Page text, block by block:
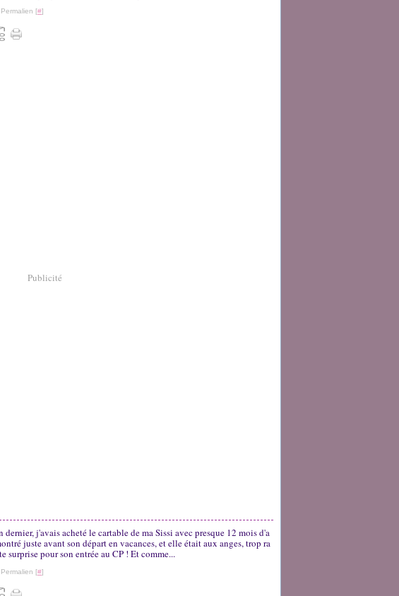
[#]
Publicité
dernier, j'avais acheté le cartable de ma Sissi avec presque 12 mois d'a
juste avant son départ en vacances, et elle était aux anges, trop ra
surprise pour son entrée au CP ! Et comme...
[#]